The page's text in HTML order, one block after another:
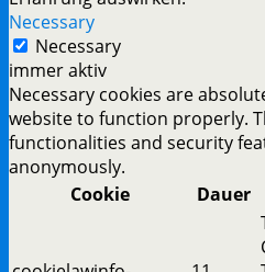
Necessary
Necessary
immer aktiv
Necessary cookies are
website to function properly.
functionalities and security
anonymously.
Cookie
Dauer